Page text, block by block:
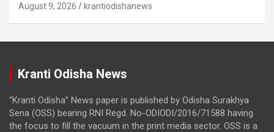
August 9, 2026 krantiodishanews
Kranti Odisha News
“Kranti Odisha” News paper is published by Odisha Surakhya
Sena (OSS) bearing RNI Regd. No-ODIODI/2016/71588 having
the focus to fill the vacuum in the print media sector. OSS is a